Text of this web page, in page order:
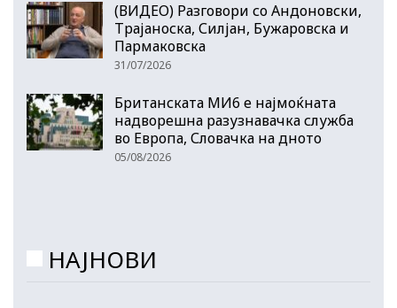
(ВИДЕО) Разговори со Андоновски,
Трајаноска, Силјан, Бужаровска и
Пармаковска
31/07/2026
Британската МИ6 е најмоќната
надворешна разузнавачка служба
во Европа, Словачка на дното
05/08/2026
НАЈНОВИ